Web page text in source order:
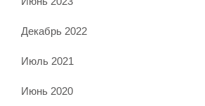
Декабрь 2022
Июль 2021
Июнь 2020